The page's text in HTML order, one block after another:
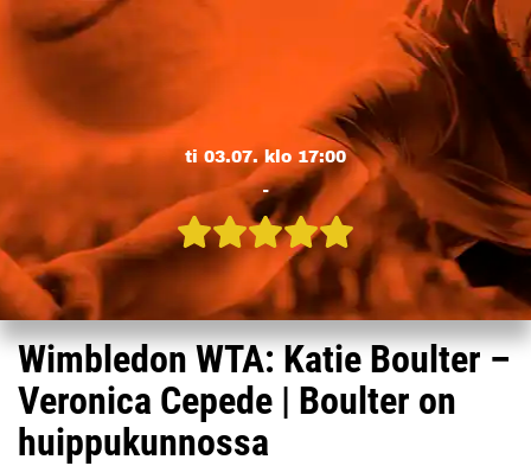
ti 03.07. klo 17:00
-
Wimbledon WTA: Katie Boulter –
Veronica Cepede | Boulter on
huippukunnossa